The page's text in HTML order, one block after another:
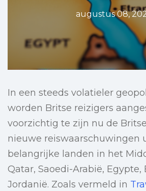
augustus 08,
In een steeds volatieler
worden Britse reizigers
voorzichtig te zijn nu de
nieuwe reiswaarschuwingen
belangrijke landen in het
Qatar, Saoedi-Arabië, Egypte,
Jordanië. Zoals vermeld in